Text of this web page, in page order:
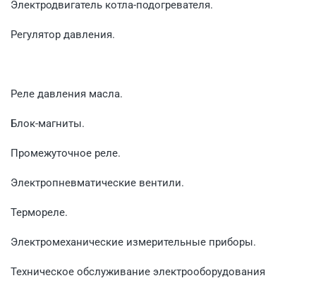
Электродвигатель котла-подогревателя.
Регулятор давления.
Реле давления масла.
Блок-магниты.
Промежуточное реле.
Электропневматические вентили.
Термореле.
Электромеханические измерительные приборы.
Техническое обслуживание электрооборудования